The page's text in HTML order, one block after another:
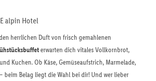
alpin Hotel
herrlichen Duft von frisch gemahlenen
erwarten dich vitales Vollkornbrot,
Kuchen. Ob Käse, Gemüseaufstrich, Marmelade,
beim Belag liegt die Wahl bei dir! Und wer lieber